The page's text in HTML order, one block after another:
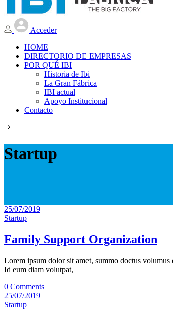
Acceder
HOME
DIRECTORIO DE EMPRESAS
POR QUÉ IBI
Historia de Ibi
La Gran Fábrica
IBI actual
Apoyo Institucional
Contacto
Startup
25/07/2019
Startup
Family Support Organization
Lorem ipsum dolor sit amet, summo doctus
Id eum diam volutpat,
0 Comments
25/07/2019
Startup